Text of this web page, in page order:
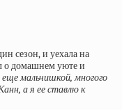
сезон, и уехала на
о домашнем уюте и
мальчишкой, многого
а я ее ставлю к